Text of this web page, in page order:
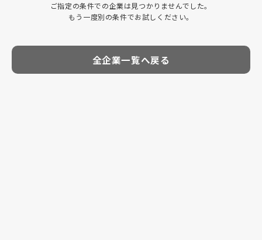
ご指定の条件での企業は見つかりませんでした。
もう一度別の条件でお試しください。
全企業一覧へ戻る